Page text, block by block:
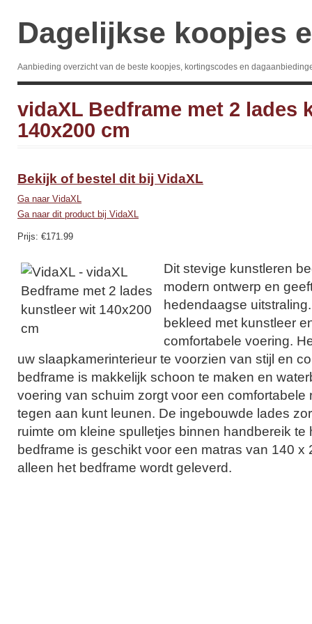
Dagelijkse koopjes
Aanbieding overzicht van de beste koopjes, kortingscodes en
vidaXL Bedframe met 2 lades
140x200 cm
Bekijk of bestel dit bij VidaXL
Ga naar VidaXL
Ga naar dit product bij VidaXL
Prijs: €171.99
Dit stevige kunstleren
modern ontwerp en
hedendaagse
bekleed met kunstleer
comfortabele voering.
uw slaapkamerinterieur te voorzien van stijl en
bedframe is makkelijk schoon te maken en
voering van schuim zorgt voor een comfortabele
tegen aan kunt leunen. De ingebouwde lades
ruimte om kleine spulletjes binnen handbereik te
bedframe is geschikt voor een matras van 140 x
alleen het bedframe wordt geleverd.